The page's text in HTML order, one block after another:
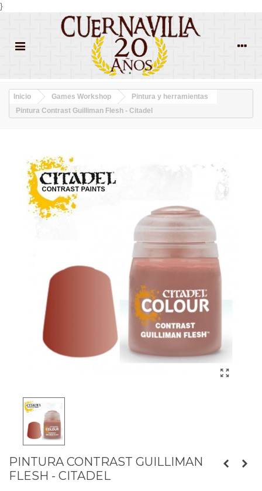
}
Inicio Games Workshop
Pintura y herramientas
Pintura Contrast Guilliman Flesh - Citadel
PINTURA CONTRAST GUILLIMAN
FLESH - CITADEL